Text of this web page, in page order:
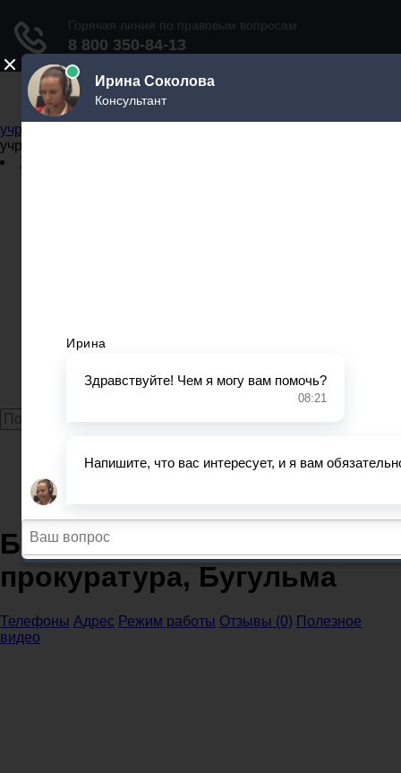
Не официальный справочник государственных
учреждений
учреждений
Задать вопрос юристу
Судебные приставы
Задать вопрос юристу
Прокуратура
Республика Татарстан
Бугульминская городская прокуратура, Бугульма
Бугульминская городская
прокуратура, Бугульма
Телефоны Адрес Режим работы Отзывы (0) Полезное
видео